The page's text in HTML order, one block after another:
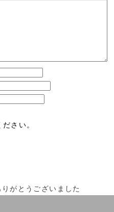
さい。
がとうございました